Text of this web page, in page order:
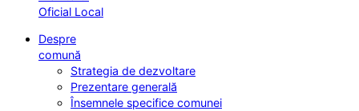
Oficial Local
Despre
comună
Strategia de dezvoltare
Prezentare generală
Însemnele specifice comunei